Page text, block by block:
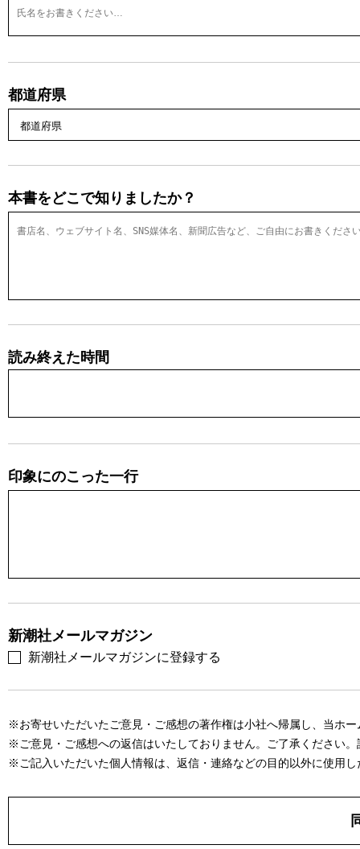
都道府県
本書をどこで知りましたか？
読み終えた時間
印象にのこった一行
新潮社メールマガジン
新潮社メールマガジンに登録する
※お寄せいただいたご意見・ご感想の著作権は小社へ帰属し、当ホ
※ご意見・ご感想への返信はいたしておりません。ご了承ください。
※ご記入いただいた個人情報は、返信・連絡などの目的以外に使用